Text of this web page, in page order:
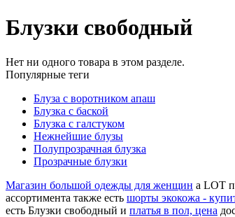
Блузки свободный
Нет ни одного товара в этом разделе.
Популярные теги
Блуза с воротником апаш
Блузка с баской
Блузка с галстуком
Нежнейшие блузы
Полупрозрачная блузка
Прозрачные блузки
Магазин большой одежды для женщин a LOT
ассортимента также есть шорты экокожа -
есть Блузки свободный и платья в пол, цена